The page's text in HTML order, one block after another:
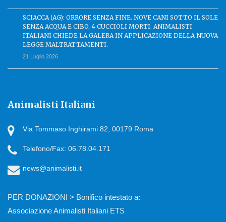
SCIACCA (AG): ORRORE SENZA FINE. NOVE CANI SOTTO IL SOLE
SENZA ACQUA E CIBO, 4 CUCCIOLI MORTI. ANIMALISTI
ITALIANI CHIEDE LA GALERA IN APPLICAZIONE DELLA NUOVA
LEGGE MALTRATTAMENTI.
21 Luglio 2026
Animalisti Italiani
Via Tommaso Inghirami 82, 00179 Roma
Telefono/Fax: 06.78.04.171
news@animalisti.it
PER DONAZIONI > Bonifico intestato a:
Associazione Animalisti Italiani ETS